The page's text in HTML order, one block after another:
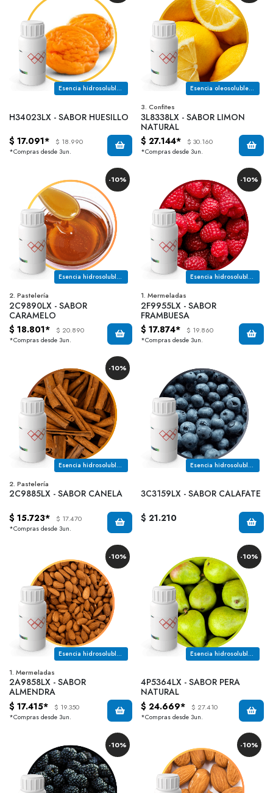
Esencia hidrosoluble con notas a huesillo, notas de durazno seco y final especiado
H34023LX - SABOR HUESILLO
$ 17.091*
$ 18.990
*Compras desde 3un.
Esencia oleosoluble con notas frescas y limonada, variedad cascara amarilla
3. Confites
3L8338LX - SABOR LIMON
NATURAL
$ 27.144*
$ 30.160
*Compras desde 3un.
-10%
Esencia hidrosoluble con notas a lacteas, licorosa, mantequilla, azucar quemada y caramelo dulce
2. Pastelería
2C9890LX - SABOR
CARAMELO
$ 18.801*
$ 20.890
*Compras desde 3un.
-10%
Esencia hidrosoluble con notas maduras y dulce, perfumado y fantasia, mermelada y verde
1. Mermeladas
2F9955LX - SABOR
FRAMBUESA
$ 17.874*
$ 19.860
*Compras desde 3un.
-10%
Esencia hidrosoluble con notas a canela dulce tipo corteza
2. Pastelería
2C9885LX - SABOR CANELA
$ 15.723*
$ 17.470
*Compras desde 3un.
Esencia hidrosoluble con notas a frutas rojas especiadas
3C3159LX - SABOR CALAFATE
$ 21.210
-10%
Esencia hidrosoluble con notas a almendra amarga y un final tostado tipo nuts
1. Mermeladas
2A9858LX - SABOR
ALMENDRA
$ 17.415*
$ 19.350
*Compras desde 3un.
-10%
Esencia hidrosoluble con notas a pera caracteristico
4P5364LX - SABOR PERA
NATURAL
$ 24.669*
$ 27.410
*Compras desde 3un.
-10% -10%